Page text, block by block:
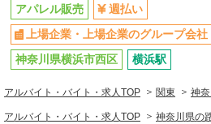
未経験：月給
（店長候補）：月給
270,000円〜 ★固定
含む） ※経験・能力考慮 ※固定残業時間は1ヶ月
あたり20時間、超過
同条件 【手当】固定残業手当／資格手当／店舗職
制手当／住宅手当（
≪横浜駅直結店≫
丁目16-1 ルミネ横浜
キープ
アパレル販売
週払い
上場企業・上場企業のグループ会社
神奈川県横浜市西区
横浜駅
アルバイト・バイト・求人TOP 関東 神
アルバイト・バイト・求人TOP 神奈川県の